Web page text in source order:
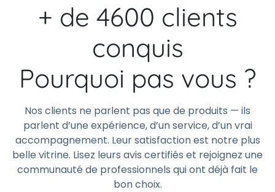
+ de 4600 clients
conquis
Pourquoi pas vous ?
Nos clients ne parlent pas que de produits — ils
parlent d’une expérience, d’un service, d’un vrai
accompagnement. Leur satisfaction est notre plus
belle vitrine. Lisez leurs avis certifiés et rejoignez une
communauté de professionnels qui ont déjà fait le
bon choix.